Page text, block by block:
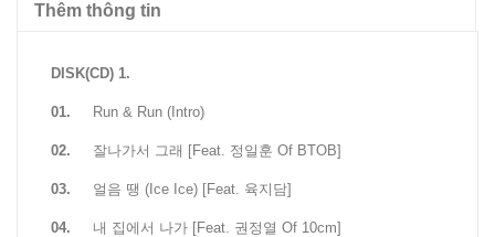
Thêm thông tin
DISK(CD) 1.
01. Run & Run (Intro)
02. 잘나가서 그래 [Feat. 정일훈 Of BTOB]
03. 얼음 땡 (Ice Ice) [Feat. 육지담]
04. 내 집에서 나가 [Feat. 권정열 Of 10cm]